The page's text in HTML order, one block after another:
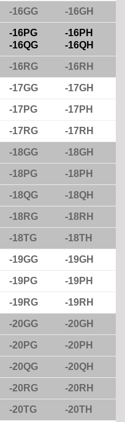
-16GG -16GH
-16PG
-16QG
-16PH
-16QH
-16RG -16RH
-17GG -17GH
-17PG -17PH
-17RG -17RH
-18GG -18GH
-18PG -18PH
-18QG -18QH
-18RG -18RH
-18TG -18TH
-19GG -19GH
-19PG -19PH
-19RG -19RH
-20GG -20GH
-20PG -20PH
-20QG -20QH
-20RG -20RH
-20TG -20TH